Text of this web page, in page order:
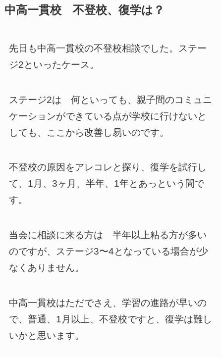
中高一貫校 不登校、復学は？
先日も中高一貫校の不登校相談でした。ステー
ジ2といったケース。
ステージ2は 何といっても、親子間のコミュニ
ケーションができている点が学校に行けないと
しても、ここから改善し易いのです。
不登校の原因をアレコレと探り、復学を試行し
て、1月、3ヶ月、半年、1年とあっという間で
す。
当会に相談に来る方は 半年以上粘る方が多い
のですが、ステージ3〜4となっている場合が少
なくありません。
中高一貫校はただでさえ、学習の進路が早いの
で、普通、1月以上、不登校ですと、復学は難し
いかと思います。